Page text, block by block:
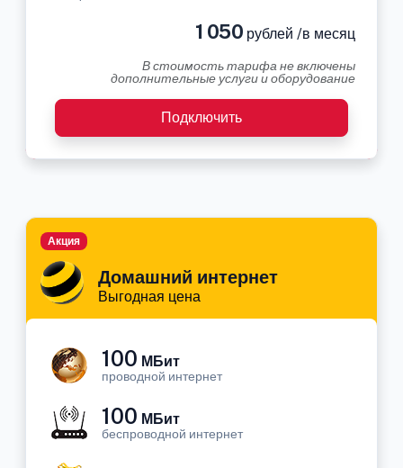
1 050 рублей /в месяц
В стоимость тарифа не включены
дополнительные услуги и оборудование
Подключить
Домашний интернет
Выгодная цена
Акция
100 МБит
проводной интернет
100 МБит
беспроводной интернет